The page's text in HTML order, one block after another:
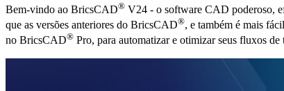
Bem-vindo ao BricsCAD® V24 - o software CAD poderoso,
que as versões anteriores do BricsCAD®, e também é mais
no BricsCAD® Pro, para automatizar e otimizar seus fluxos